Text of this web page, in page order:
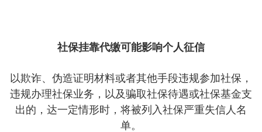
社保挂靠代缴可能影响个人征信
以欺诈、伪造证明材料或者其他手段违规参加社保，
违规办理社保业务，以及骗取社保待遇或社保基金支
出的，达一定情形时，将被列入社保严重失信人名
单。